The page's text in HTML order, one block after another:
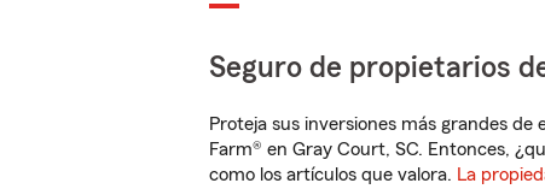
Seguro de propietarios
Proteja sus inversiones más grandes
Farm® en Gray Court, SC. Entonces,
como los artículos que valora. La